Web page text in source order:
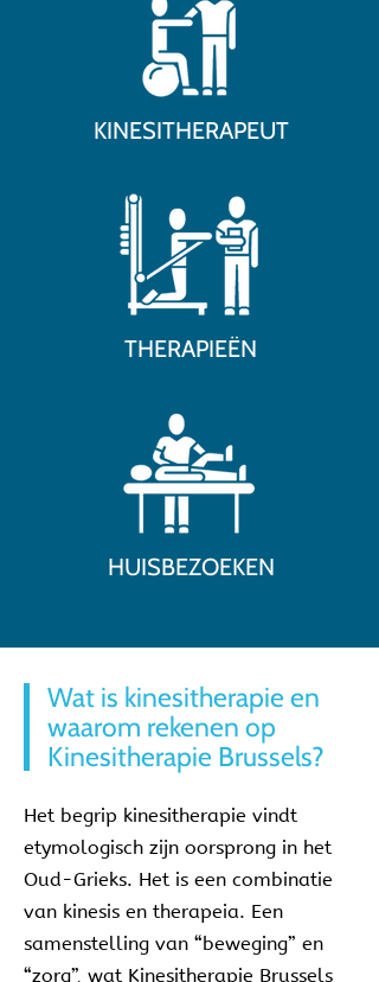
KINESITHERAPEUT
THERAPIEËN
HUISBEZOEKEN
Wat is kinesitherapie en
waarom rekenen op
Kinesitherapie Brussels?
Het begrip kinesitherapie vindt
etymologisch zijn oorsprong in het
Oud-Grieks. Het is een combinatie
van kinesis en therapeia. Een
samenstelling van “beweging” en
“zorg”, wat Kinesitherapie Brussels